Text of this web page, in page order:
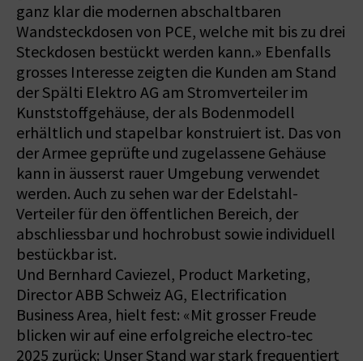
ganz klar die modernen abschaltbaren
Wandsteckdosen von PCE, welche mit bis zu drei
Steckdosen bestückt werden kann.» Ebenfalls
grosses Interesse zeigten die Kunden am Stand
der Spälti Elektro AG am Stromverteiler im
Kunststoffgehäuse, der als Bodenmodell
erhältlich und stapelbar konstruiert ist. Das von
der Armee geprüfte und zugelassene Gehäuse
kann in äusserst rauer Umgebung verwendet
werden. Auch zu sehen war der Edelstahl-
Verteiler für den öffentlichen Bereich, der
abschliessbar und hochrobust sowie individuell
bestückbar ist.
Und Bernhard Caviezel, Product Marketing,
Director ABB Schweiz AG, Electrification
Business Area, hielt fest: «Mit grosser Freude
blicken wir auf eine erfolgreiche electro-tec
2025 zurück: Unser Stand war stark frequentiert